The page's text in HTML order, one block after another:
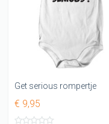
Get serious rompertje
€ 9,95